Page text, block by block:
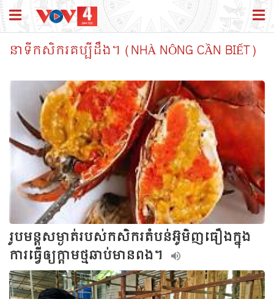
នាទីកសិករគប្បីដឹង។ (NHÀ NÔNG CẦN BIẾT)
រូបមន្ដសម្ងាត់របស់កសិករតំបន់អ៊ូមិញធឿងក្នុង
ការធ្វើឲ្យក្ដាមថ្មឆាប់មានពង។